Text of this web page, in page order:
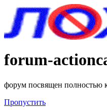
forum-
форум посвящен полностью
Пропустить